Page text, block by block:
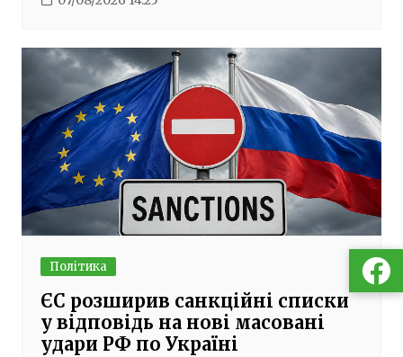
Політика
ЄС розширив санкційні списки
у відповідь на нові масовані
удари РФ по Україні